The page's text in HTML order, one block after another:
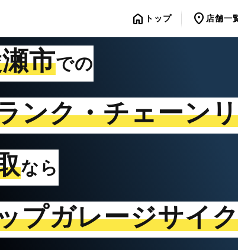
home トップ location_on 店舗一
市での
ンク・チェーン
なら
プガレージサイ